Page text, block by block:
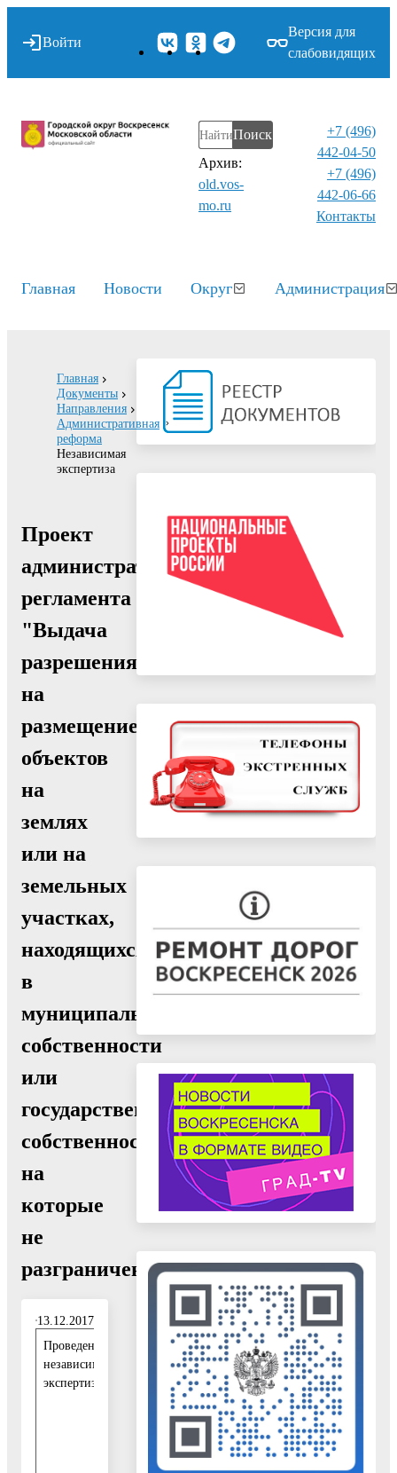
Войти
Версия для
слабовидящих
Поиск
Архив:
old.vos-
mo.ru
+7 (496)
442-04-50
+7 (496)
442-06-66
Контакты⁠
Главная Новости Округ Администрация
Главная
Документы
Направления
Административная
реформа
Независимая
экспертиза
Проект
административного
регламента
"Выдача
разрешения
на
размещение
объектов
на
землях
или на
земельных
участках,
находящихся
в
муниципальной
собственности
или
государственная
собственность
на
которые
не
разграничена"
13.12.2017
Проведение
независимой
экспертизы: